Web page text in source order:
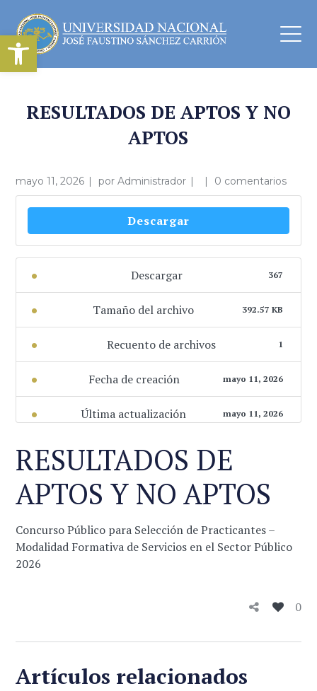
RESULTADOS DE APTOS Y NO
APTOS
mayo 11, 2026 porAdministrador 0 comentarios
Descargar
Descargar 367
Tamaño del archivo 392.57 KB
Recuento de archivos 1
Fecha de creación mayo 11, 2026
Última actualización mayo 11, 2026
RESULTADOS DE
APTOS Y NO APTOS
Concurso Público para Selección de Practicantes –
Modalidad Formativa de Servicios en el Sector Público
2026
0
Artículos relacionados
Abrir barra de herramientas